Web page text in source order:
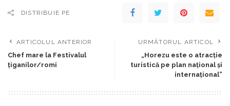
DISTRIBUIE PE
ARTICOLUL ANTERIOR
Chef mare la Festivalul
țiganilor/romi
URMĂTORUL ARTICOL
„Horezu este o atracţie
turistică pe plan naţional şi
internaţional”